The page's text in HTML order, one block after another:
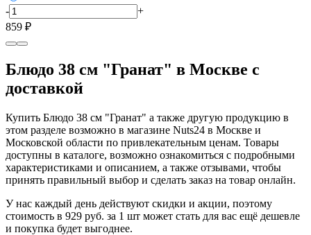
-
+
859 ₽
Блюдо 38 см "Гранат" в Москве с
доставкой
Купить Блюдо 38 см "Гранат" а также другую продукцию в
этом разделе возможно в магазине Nuts24 в Москве и
Московской области по привлекательным ценам. Товары
доступны в каталоге, возможно ознакомиться с подробными
характеристиками и описанием, а также отзывами, чтобы
принять правильный выбор и сделать заказ на товар онлайн.
У нас каждый день действуют скидки и акции, поэтому
стоимость в 929 руб. за 1 шт может стать для вас ещё дешевле
и покупка будет выгоднее.